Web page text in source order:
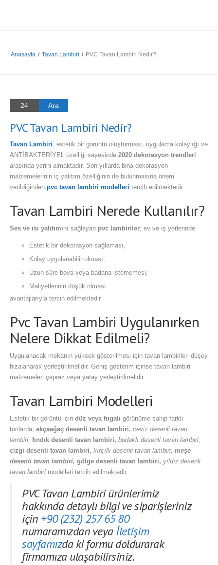
Anasayfa / Tavan Lambiri / PVC Tavan Lambiri Nedir?
24 Ara
PVC Tavan Lambiri Nedir?
Tavan Lambiri, estetik bir görüntü oluşturması, uygulama kolaylığı ve
ANTİBAKTERİYEL özelliği sayesinde 2020 dekorasyon trendleri
arasında yerini almaktadır. Son yıllarda bina dekorasyon
malzemelerinin iç yalıtım özelliğinin de bulunmasına önem
verildiğinden pvc tavan lambiri modelleri tercih edilmektedir.
Tavan Lambiri Nerede Kullanılır?
Ses ve ısı yalıtımını sağlayan pvc lambiriler; ev ve iş yerlerinde
Estetik bir dekorasyon sağlaması,
Kolay uygulanabilir olması,
Uzun süre boya veya badana istememesi,
Maliyetlerinin düşük olması
avantajlarıyla tercih edilmektedir.
Pvc Tavan Lambiri Uygulanırken
Nelere Dikkat Edilmeli?
Uygulanacak mekanın yüksek gösterilmesi için tavan lambirileri düşey
hizalanarak yerleştirilmelidir. Geniş gösterim içinse tavan lambiri
malzemeleri çapraz veya yatay yerleştirilmelidir.
Tavan Lambiri Modelleri
Estetik bir görüntü için düz veya fugalı görünüme sahip farklı
tonlarda; akçaağaç desenli tavan lambiri, ceviz desenli tavan
lambiri, fındık desenli tavan lambiri, budaklı desenli tavan lambiri,
çizgi desenli tavan lambiri, kırçıllı desenli tavan lambiri, meşe
desenli tavan lambiri, gölge desenli tavan lambiri, yıldız desenli
tavan lambiri modelleri tercih edilmektedir.
PVC Tavan Lambiri ürünlerimiz
hakkında detaylı bilgi ve siparişleriniz
için +90 (232) 257 65 80
numaramızdan veyaİletişim
sayfamızda ki formu doldurarak
firmamıza ulaşabilirsiniz.